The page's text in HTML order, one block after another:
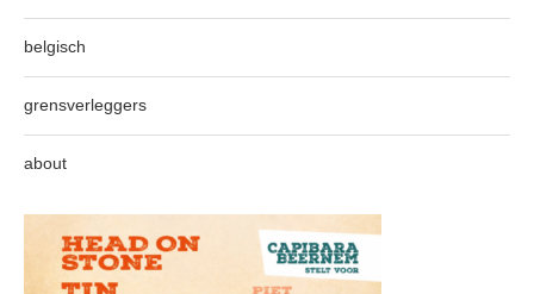
belgisch
grensverleggers
about